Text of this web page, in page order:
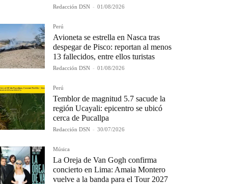
Redacción DSN - 01/08/2026
Perú
Avioneta se estrella en Nasca tras
despegar de Pisco: reportan al menos
13 fallecidos, entre ellos turistas
Redacción DSN - 01/08/2026
Perú
Temblor de magnitud 5.7 sacude la
región Ucayali: epicentro se ubicó
cerca de Pucallpa
Redacción DSN - 30/07/2026
Música
La Oreja de Van Gogh confirma
concierto en Lima: Amaia Montero
vuelve a la banda para el Tour 2027